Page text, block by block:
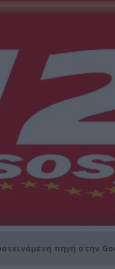
πηγή στην